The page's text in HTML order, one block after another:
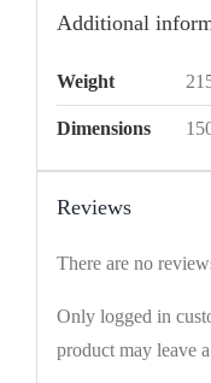
Additional
Weight
Dimensions
Reviews
There are no
Only logged in
product may leave